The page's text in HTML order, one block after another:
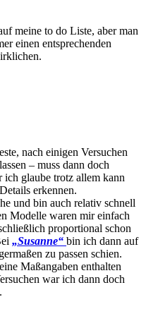
meine to do Liste, aber man
einen entsprechenden
nach einigen Versuchen
– muss dann doch
ich glaube trotz allem kann
erkennen.
und bin auch relativ schnell
Modelle waren mir einfach
proportional schon
„Susanne“ bin ich dann auf
zu passen schien.
Maßangaben enthalten
war ich dann doch